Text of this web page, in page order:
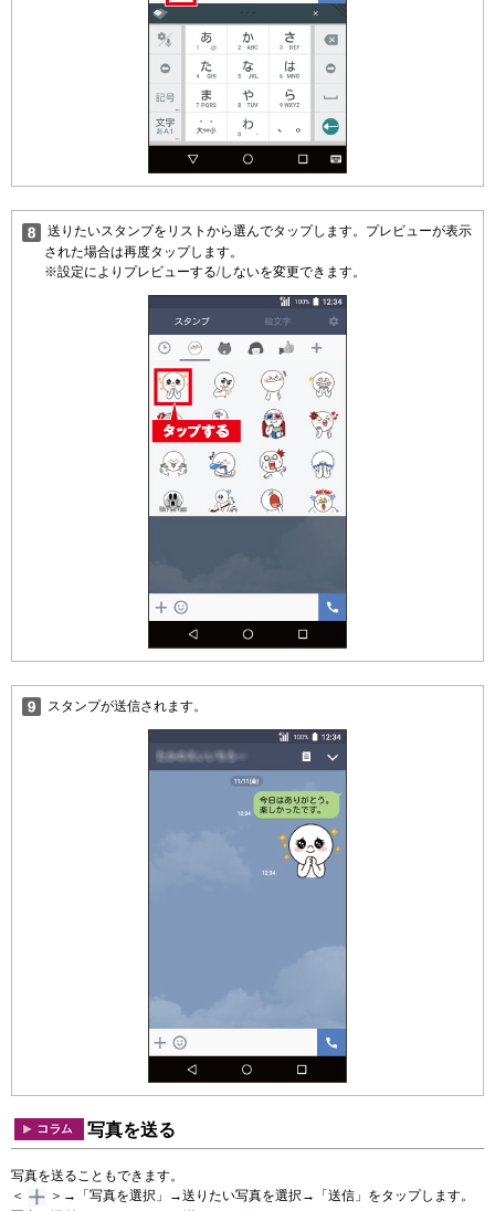
送りたいスタンプをリストから選んでタップします。プレビューが表示
された場合は再度タップします。
※設定によりプレビューする/しないを変更できます。
スタンプが送信されます。
写真を送る
写真を送ることもできます。
＜
＞→「写真を選択」→送りたい写真を選択→「送信」をタップします。